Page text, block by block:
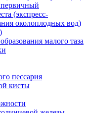
первичный
(экспресс-
околоплодных вод)
малого таза
пессария
кисты